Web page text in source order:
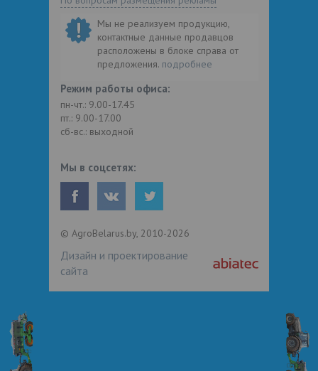
Мы не реализуем продукцию,
контактные данные продавцов
расположены в блоке справа от
предложения. подробнее
Режим работы офиса:
пн-чт.: 9.00-17.45
пт.: 9.00-17.00
сб-вс.: выходной
Мы в соцсетях:
© AgroBelarus.by, 2010-2026
Дизайн и проектирование
сайта